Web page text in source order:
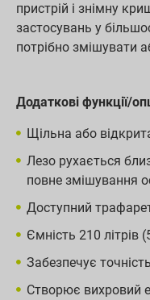
пристрій і знімну
застосувань у
потрібно змішувати
Додаткові функції/
Щільна або
Лезо рухається
повне змішування
Доступний
Ємність 210 літрів
Забезпечує
Створює вихровий